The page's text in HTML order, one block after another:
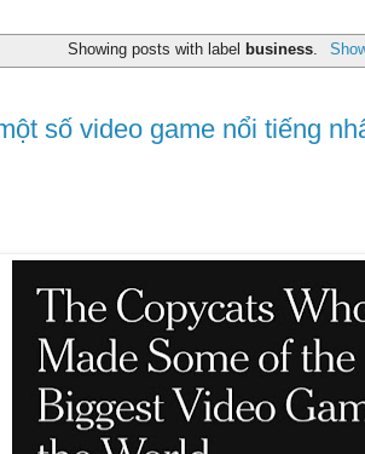
Showing posts with label business
số video game nổi tiếng